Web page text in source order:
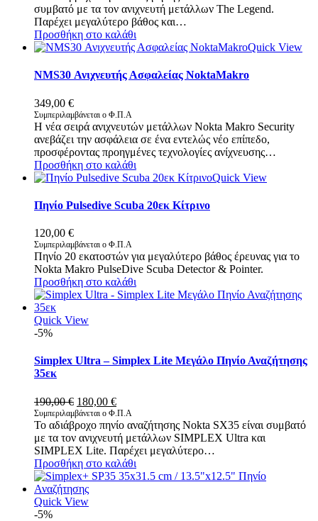
235,00 €.είναι:
200,00 €.
συμβατό με τα τον ανιχνευτή μετάλλων The Legend.
Παρέχει μεγαλύτερο βάθος και…
Προσθήκη στο καλάθι
Quick View
NMS30 Ανιχνευτής Ασφαλείας NoktaMakro
349,00 €
Συμπεριλαμβάνεται ο Φ.Π.Α
Η νέα σειρά ανιχνευτών μετάλλων Nokta Makro Security
ανεβάζει την ασφάλεια σε ένα εντελώς νέο επίπεδο,
προσφέροντας προηγμένες τεχνολογίες ανίχνευσης…
Προσθήκη στο καλάθι
Quick View
Πηνίο Pulsedive Scuba 20εκ Κίτρινο
120,00 €
Συμπεριλαμβάνεται ο Φ.Π.Α
Πηνίο 20 εκατοστών για μεγαλύτερο βάθος έρευνας για το
Nokta Makro PulseDive Scuba Detector & Pointer.
Προσθήκη στο καλάθι
Quick View
-5%
Simplex Ultra – Simplex Lite Μεγάλο Πηνίο Αναζήτησης
35εκ
190,00€ Original
price
was:
190,00 €.
180,00 €Η
τρέχουσα
τιμή
είναι:
180,00 €.
Συμπεριλαμβάνεται ο Φ.Π.Α
Το αδιάβροχο πηνίο αναζήτησης Nokta SX35 είναι συμβατό
με τα τον ανιχνευτή μετάλλων SIMPLEX Ultra και
SIMPLEX Lite. Παρέχει μεγαλύτερο…
Προσθήκη στο καλάθι
Quick View
-5%